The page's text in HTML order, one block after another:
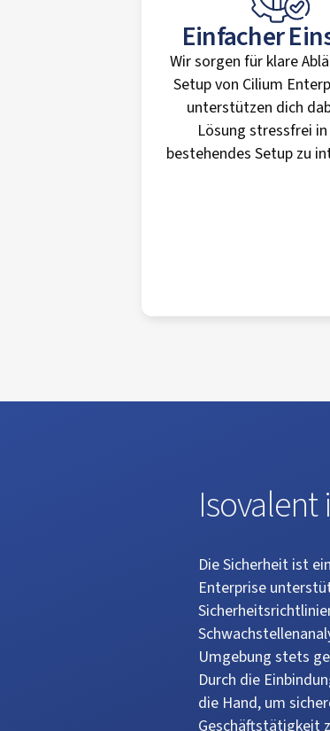
Einfacher
Wir sorgen für klare
Setup von Cilium
unterstützen dich
Lösung stressfrei
bestehendes Setup zu
Isovalent
Die Sicherheit ist
Enterprise
Umgebung stets
Durch die
die Hand, um
Geschäftstätigkeit